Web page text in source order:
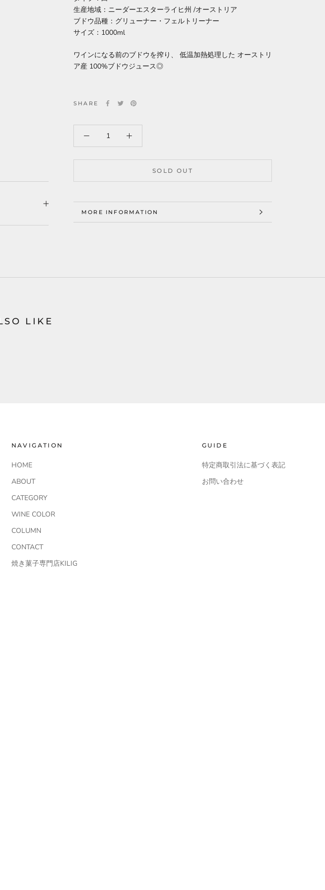
生産地域：ニーダーエスターライヒ州 /オーストリア
ブドウ品種：グリューナー・フェルトリーナー
サイズ：1000ml
ワインになる前のブドウを搾り、 低温加熱処理した オーストリ
ア産 100%ブドウジュース◎
SHARE
SOLD OUT
MORE INFORMATION
VIEW IMAGES
LIKE
NAVIGATION
HOME
ABOUT
CATEGORY
WINE COLOR
COLUMN
CONTACT
焼き菓子専門店KILIG
GUIDE
特定商取引法に基づく表記
お問い合わせ